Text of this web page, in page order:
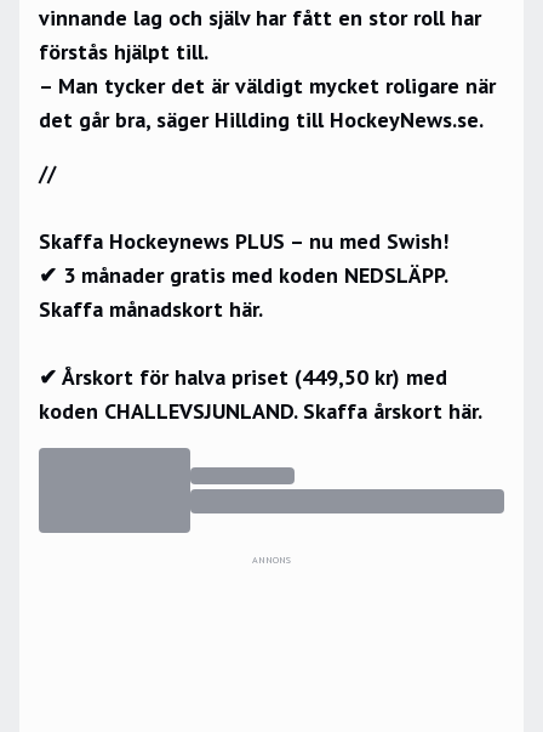
vinnande lag och själv har fått en stor roll har
förstås hjälpt till.
– Man tycker det är väldigt mycket roligare när
det går bra, säger Hillding till HockeyNews.se.
//
Skaffa Hockeynews PLUS – nu med Swish!
✔ 3 månader gratis med koden NEDSLÄPP.
Skaffa månadskort här.
✔ Årskort för halva priset (449,50 kr) med
koden CHALLEVSJUNLAND. Skaffa årskort här.
ANNONS